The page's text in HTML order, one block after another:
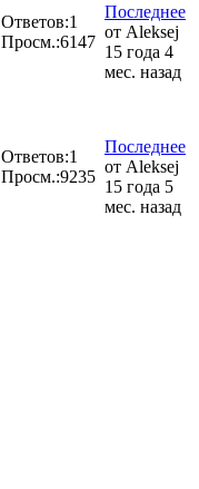
Ответов:1
Просм.:6147
Последнее
от Aleksej
15 года 4
мес. назад
Ответов:1
Просм.:9235
Последнее
от Aleksej
15 года 5
мес. назад